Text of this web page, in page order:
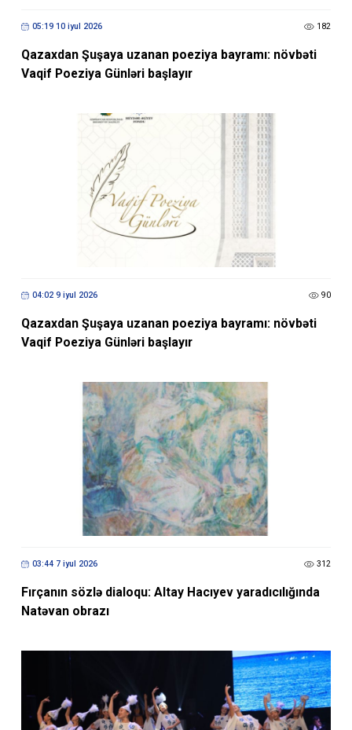
05:19 10 iyul 2026 182
Qazaxdan Şuşaya uzanan poeziya bayramı: növbəti
Vaqif Poeziya Günləri başlayır
04:02 9 iyul 2026 90
Qazaxdan Şuşaya uzanan poeziya bayramı: növbəti
Vaqif Poeziya Günləri başlayır
03:44 7 iyul 2026 312
Fırçanın sözlə dialoqu: Altay Hacıyev yaradıcılığında
Natəvan obrazı